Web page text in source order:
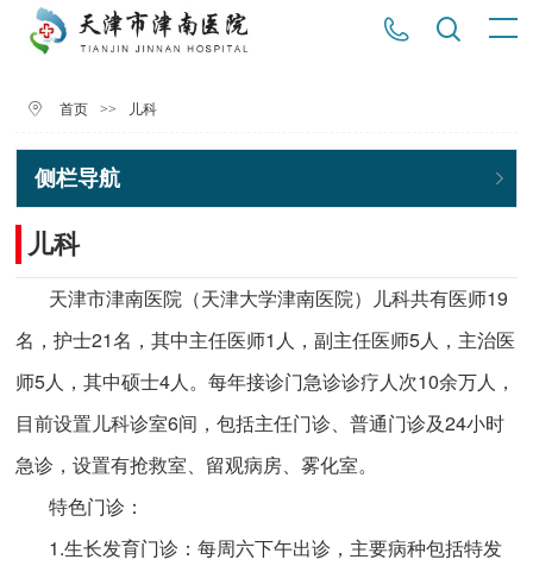
首页 >> 儿科
侧栏导航
儿科
天津市津南医院（天津大学津南医院）儿科共有医师19
名，护士21名，其中主任医师1人，副主任医师5人，主治医
师5人，其中硕士4人。每年接诊门急诊诊疗人次10余万人，
目前设置儿科诊室6间，包括主任门诊、普通门诊及24小时
急诊，设置有抢救室、留观病房、雾化室。
特色门诊：
1.生长发育门诊：每周六下午出诊，主要病种包括特发